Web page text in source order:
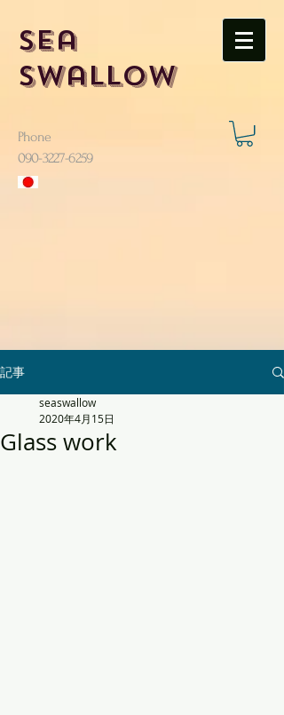
Sea
Swallow
Phone
​090-3227-6259
記事
Glass work
seaswallow
2020年4月15日